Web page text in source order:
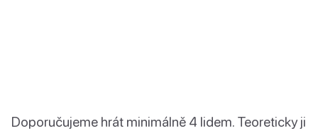
Doporučujeme hrát minimálně 4 lidem. Teoreticky ji